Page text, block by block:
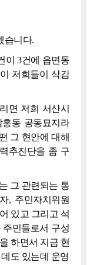
습니다.
이 3건에 읍면동
저희들이 삭감
면 저희 서산시
동 공동묘지라
그 현안에 대해
추진단을 좀 구
그 관련되는 통
, 주민자치위원
있고 그리고 석
민들로서 구성
하면서 지금 현
도 있는데 운영